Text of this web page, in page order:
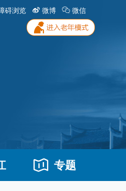
碍浏览 微博 微信
专题